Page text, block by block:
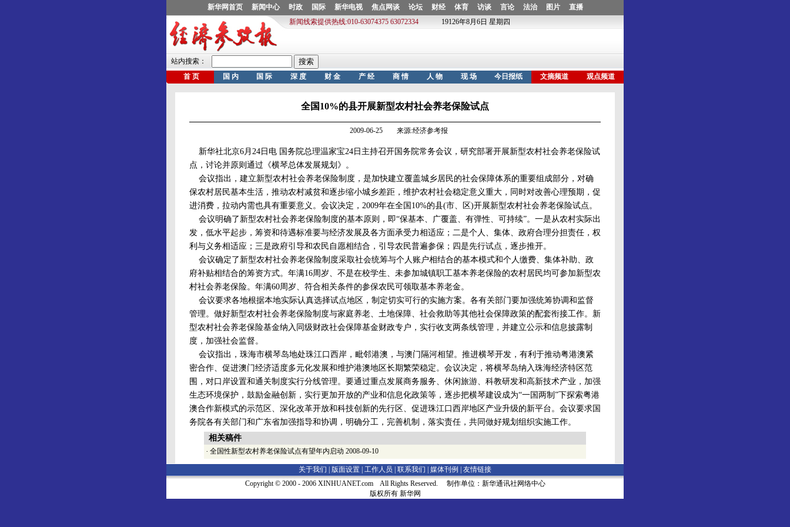
全国10%的县开展新型农村社会养老保险试点
2009-06-25 来源:经济参考报
新华社北京6月24日电 国务院总理温家宝24日主持召开国务院常务会议，研究部署开展新型农村社会养老保险试
点，讨论并原则通过《横琴总体发展规划》。
会议指出，建立新型农村社会养老保险制度，是加快建立覆盖城乡居民的社会保障体系的重要组成部分，对确
保农村居民基本生活，推动农村减贫和逐步缩小城乡差距，维护农村社会稳定意义重大，同时对改善心理预期，促
进消费，拉动内需也具有重要意义。会议决定，2009年在全国10%的县(市、区)开展新型农村社会养老保险试点。
会议明确了新型农村社会养老保险制度的基本原则，即“保基本、广覆盖、有弹性、可持续”。一是从农村实际出
发，低水平起步，筹资和待遇标准要与经济发展及各方面承受力相适应；二是个人、集体、政府合理分担责任，权
利与义务相适应；三是政府引导和农民自愿相结合，引导农民普遍参保；四是先行试点，逐步推开。
会议确定了新型农村社会养老保险制度采取社会统筹与个人账户相结合的基本模式和个人缴费、集体补助、政
府补贴相结合的筹资方式。年满16周岁、不是在校学生、未参加城镇职工基本养老保险的农村居民均可参加新型农
村社会养老保险。年满60周岁、符合相关条件的参保农民可领取基本养老金。
会议要求各地根据本地实际认真选择试点地区，制定切实可行的实施方案。各有关部门要加强统筹协调和监督
管理。做好新型农村社会养老保险制度与家庭养老、土地保障、社会救助等其他社会保障政策的配套衔接工作。新
型农村社会养老保险基金纳入同级财政社会保障基金财政专户，实行收支两条线管理，并建立公示和信息披露制
度，加强社会监督。
会议指出，珠海市横琴岛地处珠江口西岸，毗邻港澳，与澳门隔河相望。推进横琴开发，有利于推动粤港澳紧
密合作、促进澳门经济适度多元化发展和维护港澳地区长期繁荣稳定。会议决定，将横琴岛纳入珠海经济特区范
围，对口岸设置和通关制度实行分线管理。要通过重点发展商务服务、休闲旅游、科教研发和高新技术产业，加强
生态环境保护，鼓励金融创新，实行更加开放的产业和信息化政策等，逐步把横琴建设成为“一国两制”下探索粤港
澳合作新模式的示范区、深化改革开放和科技创新的先行区、促进珠江口西岸地区产业升级的新平台。会议要求国
务院各有关部门和广东省加强指导和协调，明确分工，完善机制，落实责任，共同做好规划组织实施工作。
相关稿件
· 全国性新型农村养老保险试点有望年内启动 2008-09-10
关于我们 | 版面设置 工作人员 联系我们 媒体刊例
友情链接
Copyright © 2000 - 2006 XINHUANET.com All Rights Reserved. 制作单位：新华通讯社网络中心
版权所有 新华网